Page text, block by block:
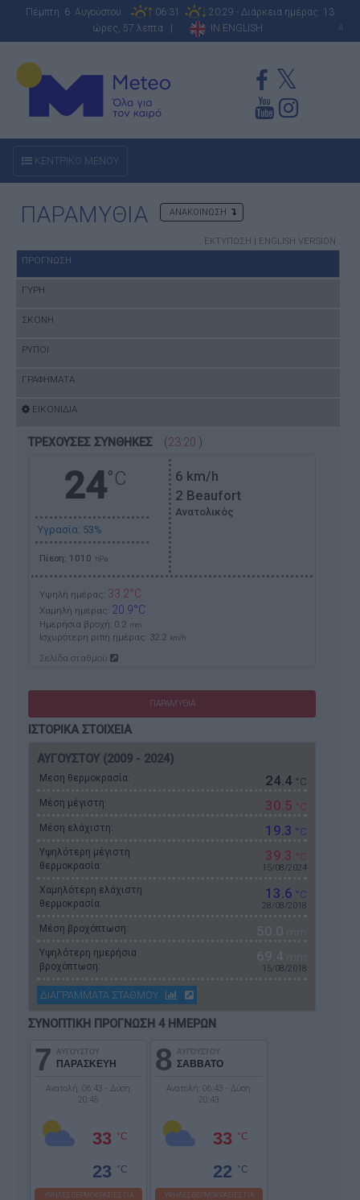
Πέμπτη 6 Αυγούστου 06:31
20:29 - Διάρκεια ημέρας: 13
ώρες, 57 λεπτά |
IN ENGLISH A
ΚΕΝΤΡΙΚΟ ΜΕΝΟΥ
ΠΑΡΑΜΥΘΙΑ ΑΝΑΚΟΙΝΩΣΗ
ΕΚΤΥΠΩΣΗ | ENGLISH VERSION
ΠΡΟΓΝΩΣΗ
ΓΥΡΗ
ΣΚΟΝΗ
ΡΥΠΟΙ
ΓΡΑΦΗΜΑΤΑ
ΕΙΚΟΝΙΔΙΑ
ΤΡΕΧΟΥΣΕΣ ΣΥΝΘΗΚΕΣ (23:20 )
24°C
Υγρασία: 53%
Πίεση: 1010 hPa
6 km/h
2 Beaufort
Ανατολικός
Υψηλή ημέρας: 33.2°C
Χαμηλή ημέρας: 20.9°C
Ημερήσια βροχή: 0.2 mm
Ισχυρότερη ριπή ημέρας: 32.2 km/h
Σελίδα σταθμού
ΠΑΡΑΜΥΘΙΑ
ΙΣΤΟΡΙΚΑ ΣΤΟΙΧΕΙΑ
ΑΥΓΟΥΣΤΟΥ (2009 - 2024)
Μεση θερμοκρασία: 24.4 °C
Μέση μέγιστη: 30.5 °C
Μέση ελάχιστη: 19.3 °C
Υψηλότερη μέγιστη
θερμοκρασία:
39.3 °C
15/08/2024
Χαμηλότερη ελάχιστη
θερμοκρασία:
13.6 °C
28/08/2018
Μέση βροχόπτωση: 50.0 mm
Υψηλότερη ημερήσια
βροχόπτωση:
69.4 mm
15/08/2018
ΔΙΑΓΡΑΜΜΑΤΑ ΣΤΑΘΜΟΥ
ΣΥΝΟΠΤΙΚΗ ΠΡΟΓΝΩΣΗ 4 ΗΜΕΡΩΝ
7 ΑΥΓΟΥΣΤΟΥ
ΠΑΡΑΣΚΕΥΗ
Ανατολή: 06:43 - Δύση:
20:45
33 °C
23 °C
ΥΨΗΛΕΣ ΘΕΡΜΟΚΡΑΣΙΕΣ ΓΙΑ
8 ΑΥΓΟΥΣΤΟΥ
ΣΑΒΒΑΤΟ
Ανατολή: 06:43 - Δύση:
20:43
33 °C
22 °C
ΥΨΗΛΕΣ ΘΕΡΜΟΚΡΑΣΙΕΣ ΓΙΑ